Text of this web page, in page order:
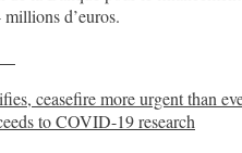
millions d’euros.
ceasefire more urgent than
to COVID-19 research